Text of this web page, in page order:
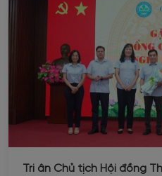
Tri ân Chủ tịch Hội đồng